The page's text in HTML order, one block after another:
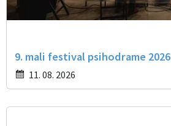
9. mali festival psihodrame 2026
11. 08. 2026